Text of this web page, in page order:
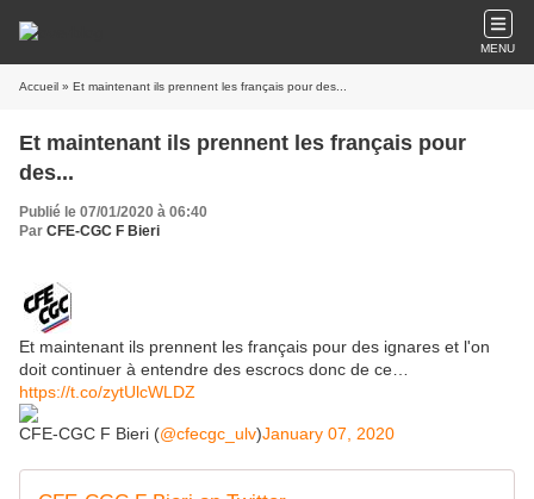
MENU
Accueil » Et maintenant ils prennent les français pour des...
Et maintenant ils prennent les français pour
des...
Publié le 07/01/2020 à 06:40
Par CFE-CGC F Bieri
Et maintenant ils prennent les français pour des ignares et l'on
doit continuer à entendre des escrocs donc de ce…
https://t.co/zytUlcWLDZ
CFE-CGC F Bieri (@cfecgc_ulv)January 07, 2020